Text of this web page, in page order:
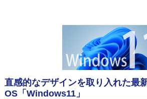
直感的なデザインを取り入れた最
OS「Windows11」